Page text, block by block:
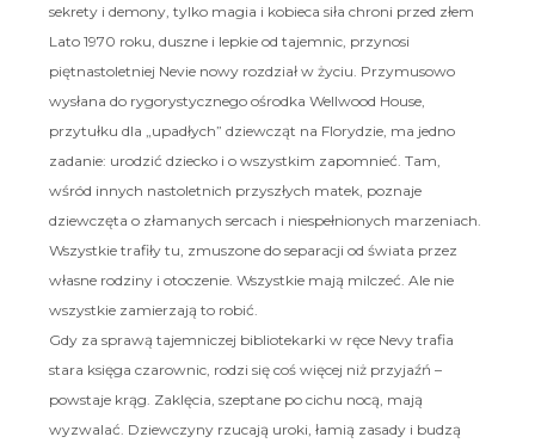
sekrety i demony, tylko magia i kobieca siła chroni przed złem
Lato 1970 roku, duszne i lepkie od tajemnic, przynosi
piętnastoletniej Nevie nowy rozdział w życiu. Przymusowo
wysłana do rygorystycznego ośrodka Wellwood House,
przytułku dla „upadłych” dziewcząt na Florydzie, ma jedno
zadanie: urodzić dziecko i o wszystkim zapomnieć. Tam,
wśród innych nastoletnich przyszłych matek, poznaje
dziewczęta o złamanych sercach i niespełnionych marzeniach.
Wszystkie trafiły tu, zmuszone do separacji od świata przez
własne rodziny i otoczenie. Wszystkie mają milczeć. Ale nie
wszystkie zamierzają to robić.
Gdy za sprawą tajemniczej bibliotekarki w ręce Nevy trafia
stara księga czarownic, rodzi się coś więcej niż przyjaźń –
powstaje krąg. Zaklęcia, szeptane po cichu nocą, mają
wyzwalać. Dziewczyny rzucają uroki, łamią zasady i budzą